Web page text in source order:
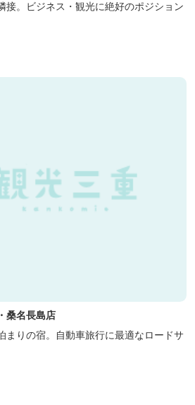
接。ビジネス・観光に絶好のポジション
桑名長島店
まりの宿。自動車旅行に最適なロードサ